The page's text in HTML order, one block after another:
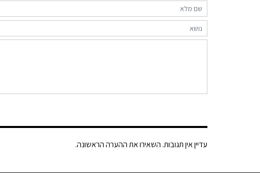
עדיין אין תגובות. השאירו את ההערה הראשונה.